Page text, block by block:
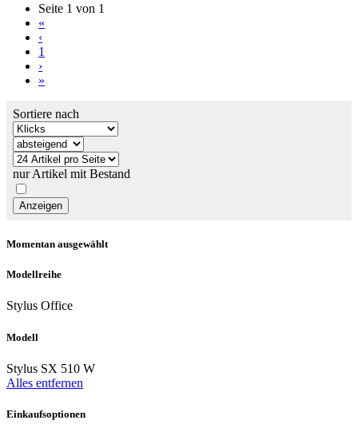
Seite 1 von 1
«
‹
1
›
»
Sortiere nach
nur Artikel mit Bestand
Momentan ausgewählt
Modellreihe
Stylus Office
Modell
Stylus SX 510 W
Alles entfernen
Einkaufsoptionen